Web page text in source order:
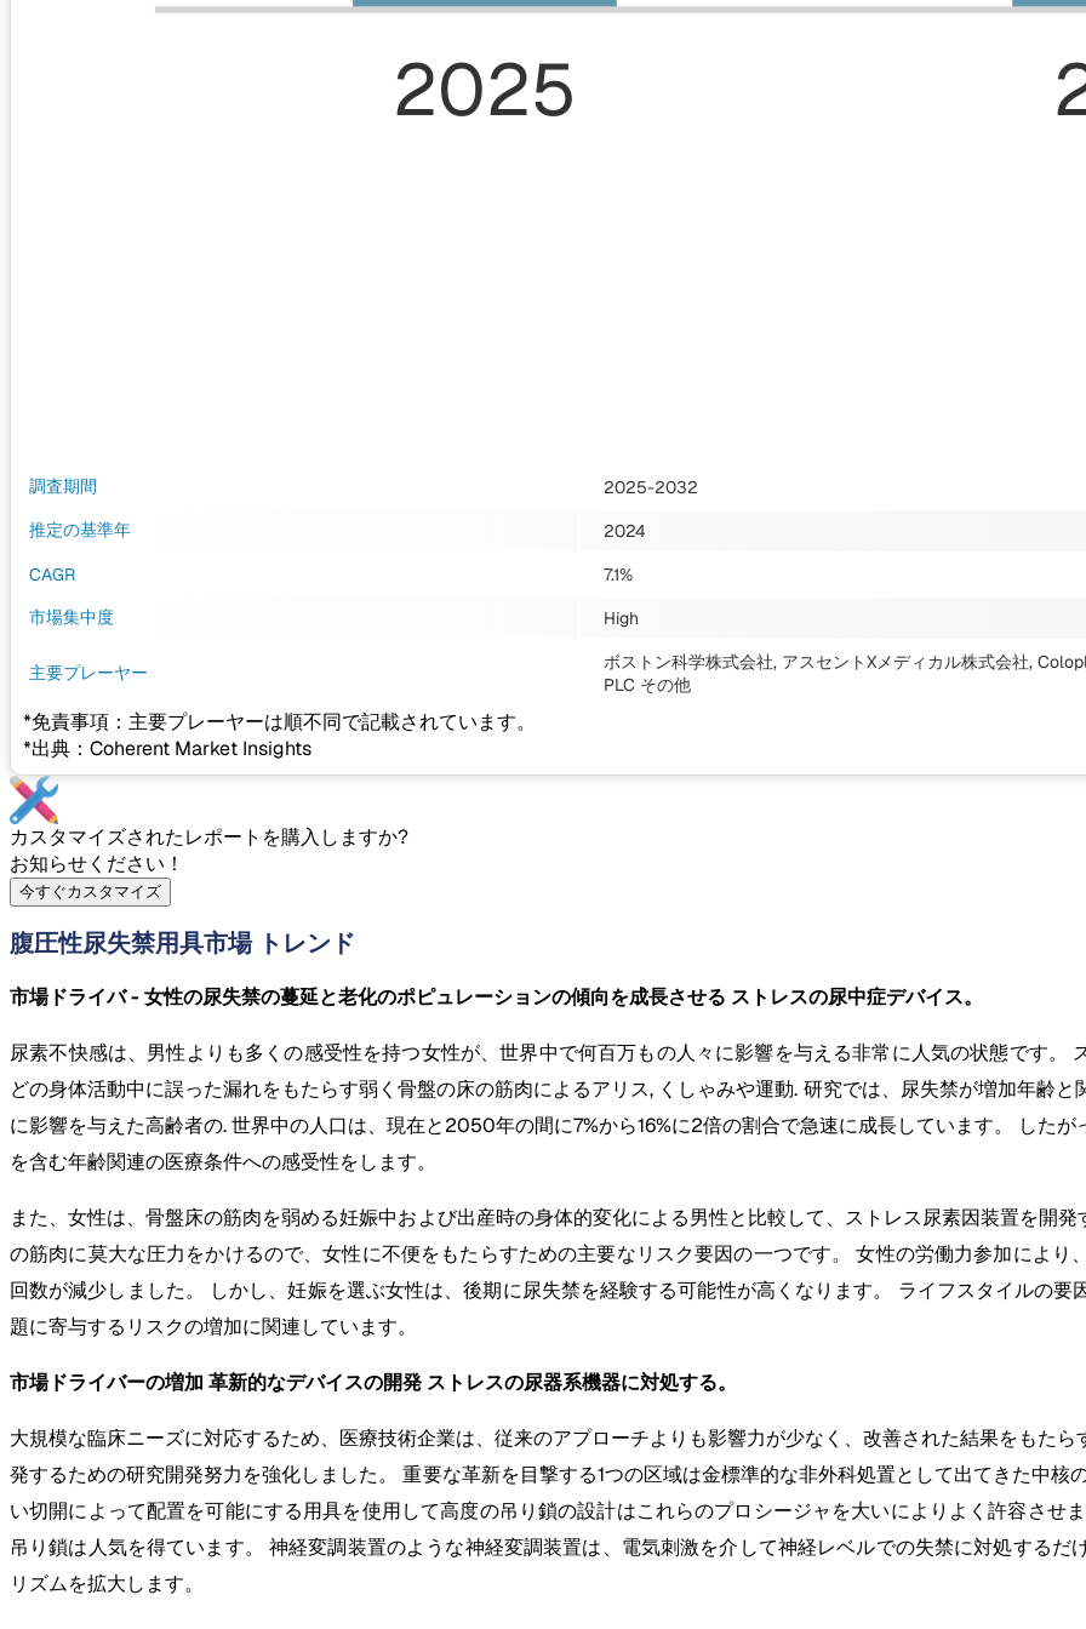
2025
調査期間
2025-2032
推定の基準年
2024
CAGR
7.1%
市場集中度
High
主要プレーヤー
ボストン科学株式会社, アスセントXメディカル株式会社,
PLC その他
*免責事項：主要プレーヤーは順不同で記載されています。
*出典：Coherent Market Insights
カスタマイズされたレポートを購入しますか?
お知らせください！
今すぐカスタマイズ
腹圧性尿失禁用具市場 トレンド
市場ドライバ - 女性の尿失禁の蔓延と老化のポピュレーションの傾向を成長させる ストレスの尿中症デバイス。
尿素不快感は、男性よりも多くの感受性を持つ女性が、世界中で何百万もの人々に影響を与える非常に人気の状態です。
どの身体活動中に誤った漏れをもたらす弱く骨盤の床の筋肉によるアリス, くしゃみや運動. 研究では、尿失禁が増加年齢
に影響を与えた高齢者の. 世界中の人口は、現在と2050年の間に7%から16%に2倍の割合で急速に成長しています。 した
を含む年齢関連の医療条件への感受性をします。
また、女性は、骨盤床の筋肉を弱める妊娠中および出産時の身体的変化による男性と比較して、ストレス尿素因装置を開
の筋肉に莫大な圧力をかけるので、女性に不便をもたらすための主要なリスク要因の一つです。 女性の労働力参加によ
回数が減少しました。 しかし、妊娠を選ぶ女性は、後期に尿失禁を経験する可能性が高くなります。 ライフスタイルの
題に寄与するリスクの増加に関連しています。
市場ドライバーの増加 革新的なデバイスの開発 ストレスの尿器系機器に対処する。
大規模な臨床ニーズに対応するため、医療技術企業は、従来のアプローチよりも影響力が少なく、改善された結果をもた
発するための研究開発努力を強化しました。 重要な革新を目撃する1つの区域は金標準的な非外科処置として出てきた中
い切開によって配置を可能にする用具を使用して高度の吊り鎖の設計はこれらのプロシージャを大いによりよく許容させ
吊り鎖は人気を得ています。 神経変調装置のような神経変調装置は、電気刺激を介して神経レベルでの失禁に対処する
リズムを拡大します。